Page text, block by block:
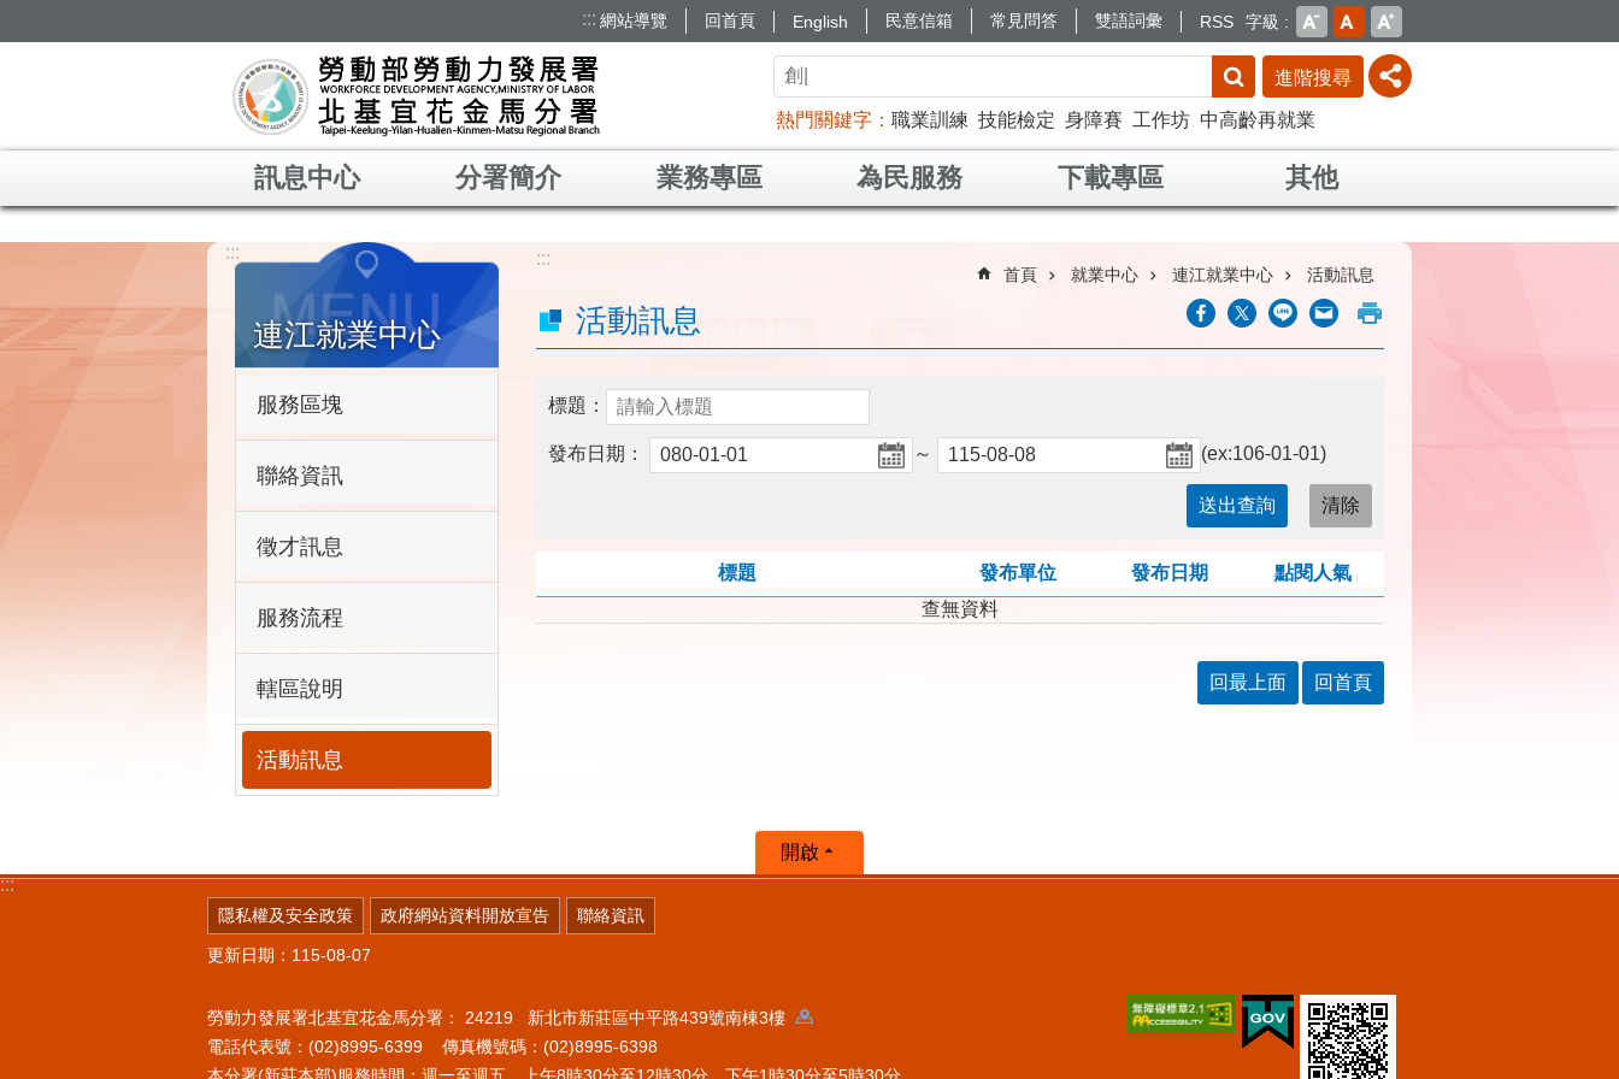
::: 網站導覽 回首頁 English 民意信箱 常見問答 雙語詞彙 RSS 字級
進階搜尋
熱門關鍵字 職業訓練 技能檢定 身障賽 工作坊 中高齡再就業
訊息中心 分署簡介 業務專區 為民服務 下載專區 其他
:::
連江就業中心
服務區塊
聯絡資訊
徵才訊息
服務流程
轄區說明
活動訊息
:::
首頁 就業中心 連江就業中心 活動訊息
活動訊息
標題：
發布日期： ～ (ex:106-01-01)
標題 發布單位 發布日期
點閱人氣
查無資料
回最上面 回首頁
:::
開啟
隱私權及安全政策 政府網站資料開放宣告 聯絡資訊
更新日期：115-08-07
勞動力發展署北基宜花金馬分署： 24219 新北市新莊區中平路439號南棟3樓
電話代表號：(02)8995-6399 傳真機號碼：(02)8995-6398